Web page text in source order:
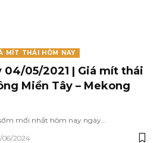
MÍT THÁI HÔM NAY
04/05/2021 | Giá mít thái
Miền Tây – Mekong
mới nhất hôm nay ngày…
06/2024